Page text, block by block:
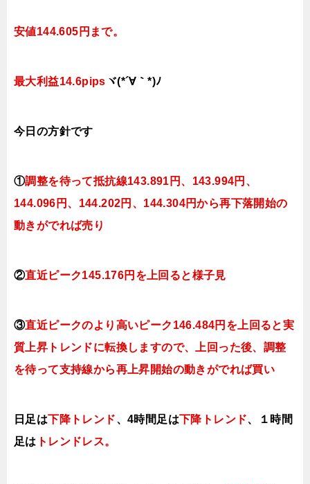
安値144.605円まで。
最大利益14.6pips ヾ(*´∀｀*)ﾉ
今日 の方針です
①調整を待って抵抗線143.891 円、143.994円 、
144.096円、144.202円、144.304円から再下落開始の
動きがでれば売り
②直近ピーク145.176円を上回ると様子見
③直近ピークのより高いピーク146.484円を上回ると実
質上昇トレンドに転換しますので、上回った後、調整
を待って支持線から再上昇開始の動きがでれば買い
日足は下降トレンド、4時間足は下降トレンド、１時間
足は トレンドレス。